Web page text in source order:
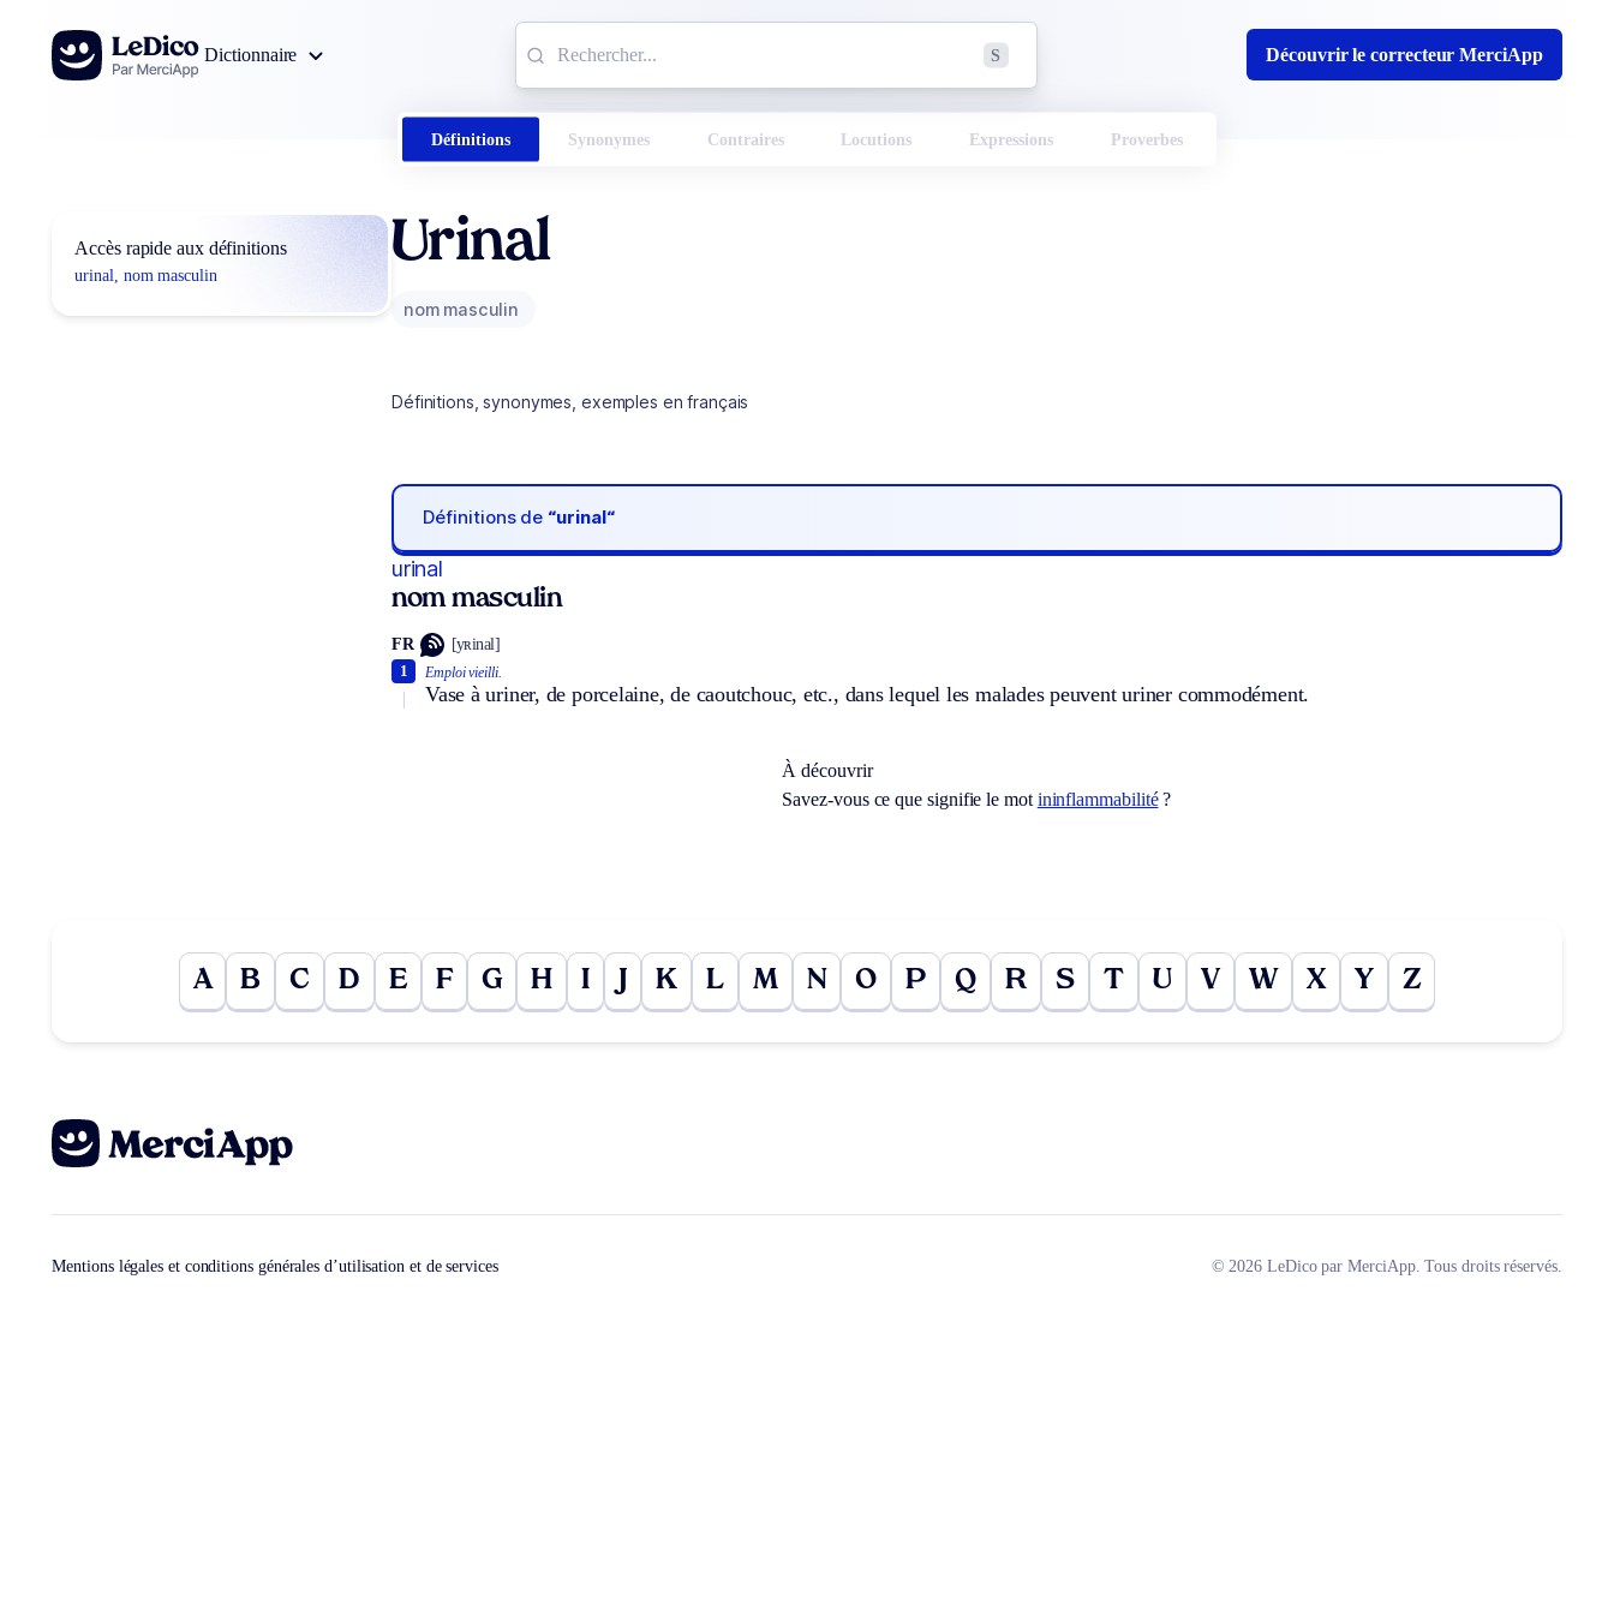
Aller au contenu
Dictionnaire
S Découvrir le correcteur MerciApp
Définitions Synonymes Contraires Locutions Expressions Proverbes
Accès rapide aux définitions
urinal, nom masculin
Urinal
nom masculin
Définitions, synonymes, exemples en français
Définitions de “urinal“
urinal
nom masculin
FR [yʀinal]
Emploi vieilli.
Vase à uriner, de porcelaine, de caoutchouc, etc., dans lequel les malades peuvent uriner commodément.
1
À découvrir
Savez-vous ce que signifie le mot ininflammabilité?
A B C D E F G H I K L M N O P Q R S T U V W X Y Z
Mentions légales et conditions générales d’utilisation et de services © 2026 LeDico par MerciApp. Tous droits réservés.